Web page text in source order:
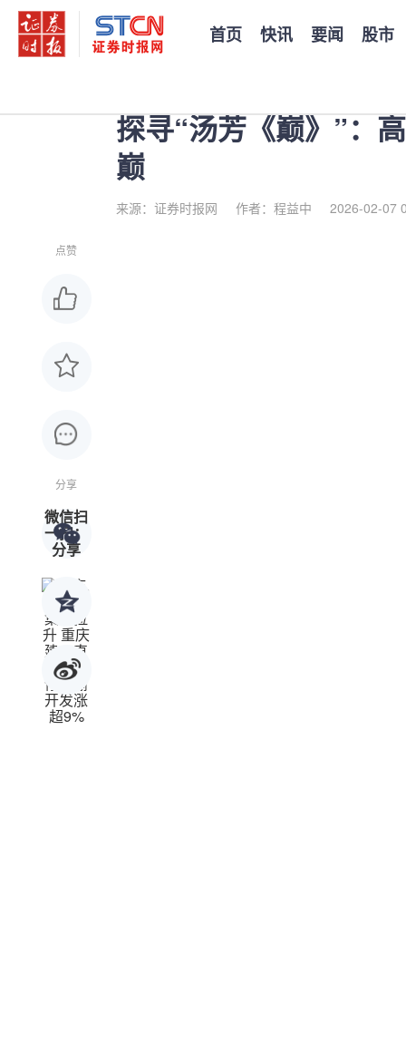
首页 快讯 要闻 股市
探寻“汤芳《巅》”：
巅
来源：证券时报网 作者：程益中 2026-02-07
点赞
分享
微信扫
一扫：
分享